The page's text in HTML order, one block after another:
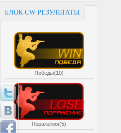
БЛОК CW РЕЗУЛЬТАТЫ
Победы(10)
Поражения(5)